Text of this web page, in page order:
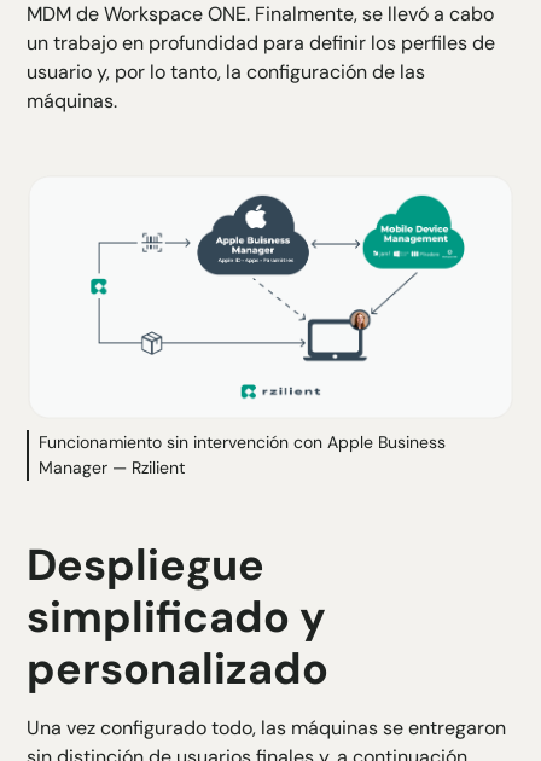
MDM de Workspace ONE. Finalmente, se llevó a cabo
un trabajo en profundidad para definir los perfiles de
usuario y, por lo tanto, la configuración de las
máquinas.
Funcionamiento sin intervención con Apple Business
Manager — Rzilient
Despliegue
simplificado y
personalizado
Una vez configurado todo, las máquinas se entregaron